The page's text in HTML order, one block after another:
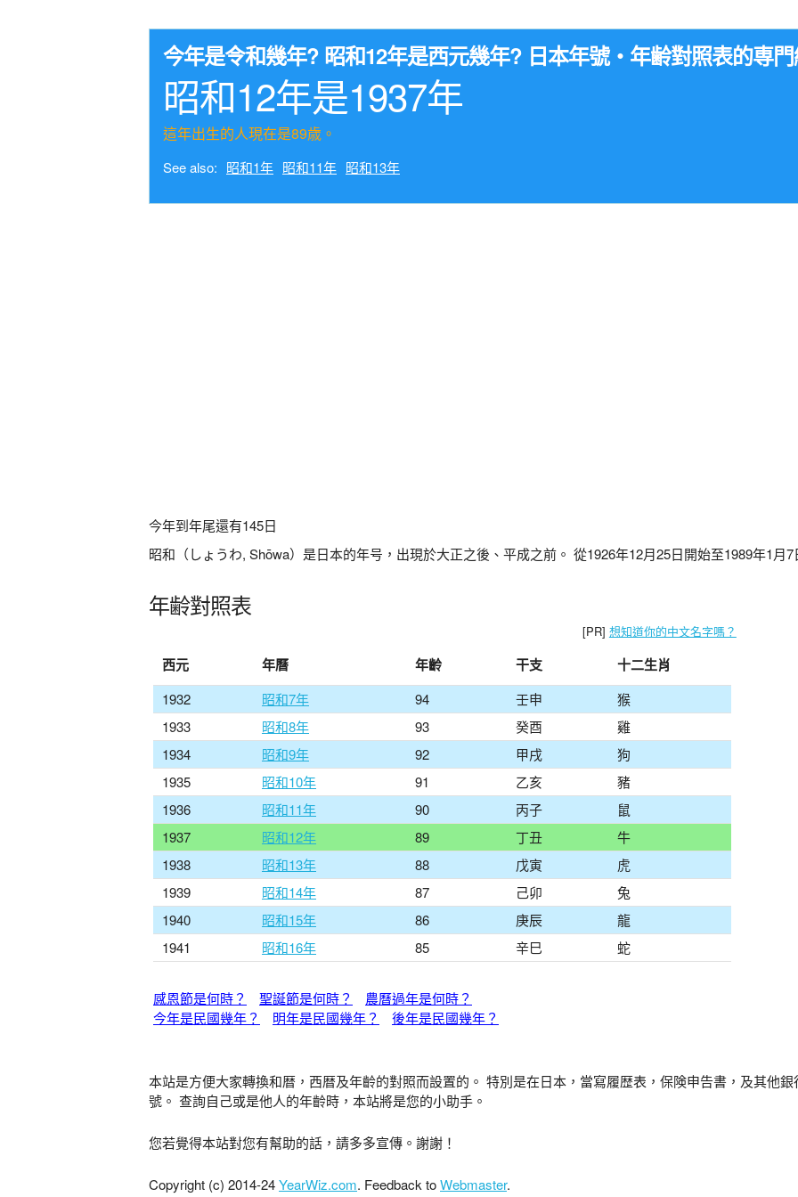
今年是令和幾年? 昭和12年是西元幾年? 日本年號・年齢對照表的専
昭和12年是1937年
這年出生的人現在是89歳。
See also: 昭和1年 昭和11年 昭和13年
今年到年尾還有145日
昭和（しょうわ, Shōwa）是日本的年号，出現於大正之後、平成之前。 從1926年12月25日開始至1989年1月7
年齢對照表
[PR] 想知道你的中文名字嗎？
西元 年曆 年齡 干支 十二生肖
1932 昭和7年 94 壬申
猴
1933
昭和8年 93 癸酉
雞
1934
昭和9年 92 甲戌
狗
1935
昭和10年 91 乙亥
豬
1936
昭和11年 90 丙子
鼠
1937
昭和12年 89 丁丑
牛
1938
昭和13年 88 戊寅
虎
1939
昭和14年 87 己卯
兔
1940
昭和15年 86 庚辰
龍
1941
昭和16年 85 辛巳 蛇
感恩節是何時？ 聖誕節是何時？
農曆過年是何時？
今年是民國幾年？
明年是民國幾年？ 後年是民國幾年？
本站是方便大家轉換和暦，西暦及年齡的對照而設置的。 特別是在日本，當寫履歴表，保険申告書，及其他
號。 查詢自己或是他人的年齡時，本站將是您的小助手。
您若覺得本站對您有幫助的話，請多多宣傳。謝謝！
Copyright (c) 2014-24YearWiz.com. Feedback toWebmaster.